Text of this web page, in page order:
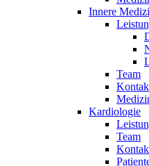
Innere
Team
Kardiologie
Team